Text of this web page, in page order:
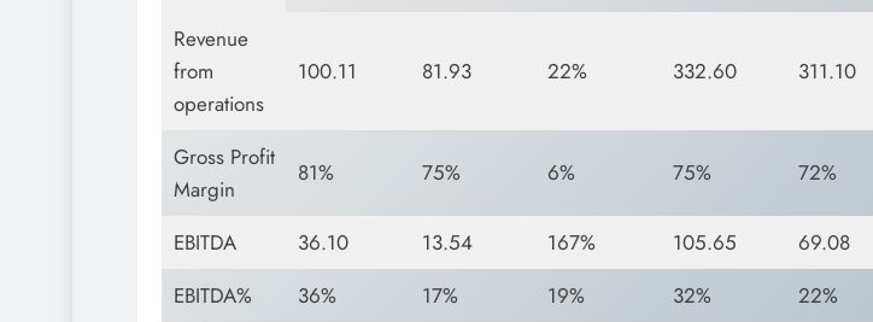
Revenue
from
operations
100.11 81.93 22% 332.60 311.10
Gross Profit
Margin
81% 75% 6% 75% 72%
EBITDA 36.10 13.54 167% 105.65 69.08
EBITDA%
36% 17% 19% 32% 22%